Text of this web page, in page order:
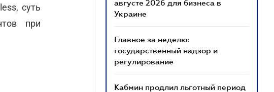
суть
при
августе 2026 для бизнеса в
Украине
Главное за неделю:
государственный надзор и
регулирование
Кабмин продлил льготный период